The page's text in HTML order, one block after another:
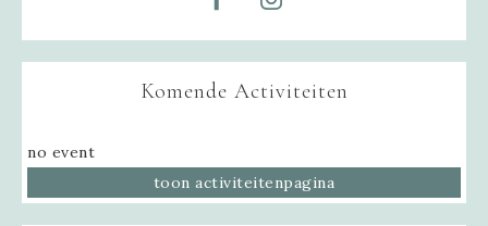
Komende Activiteiten
no event
toon activiteitenpagina